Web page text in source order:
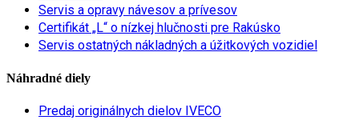
Servis a opravy návesov a prívesov
Certifikát „L“ o nízkej hlučnosti pre Rakúsko
Servis ostatných nákladných a úžitkových vozidiel
Náhradné diely
Predaj originálnych dielov IVECO